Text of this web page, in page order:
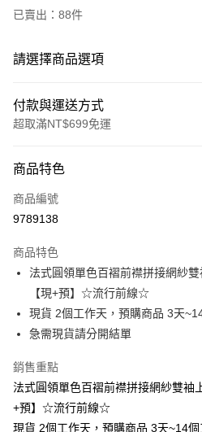
已賣出：88件
請選擇商品選項
付款與運送方式
超取滿NT$699免運
信用卡一次付款
超商取貨付款
Apple Pay
街口支付
悠遊付
Google Pay
全支付
商品特色
商品編號
9789138
商品特色
法式圓領單色百褶前襟拼接網紗
【現+預】☆流行前線☆
現貨 2個工作天，預購商品 3天
急需現貨請分開結單
銷售重點
法式圓領單色百褶前襟拼接網紗雙袖
+預】☆流行前線☆
現貨 2個工作天，預購商品 3天~14